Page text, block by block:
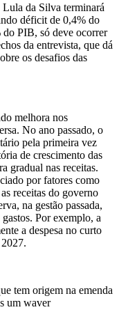
da Silva terminará
déficit de 0,4% do
PIB, só deve ocorrer
da entrevista, que dá
os desafios das
melhora nos
No ano passado, o
pela primeira vez
de crescimento das
gradual nas receitas.
por fatores como
receitas do governo
na gestão passada,
Por exemplo, a
a despesa no curto
tem origem na emenda
um waver